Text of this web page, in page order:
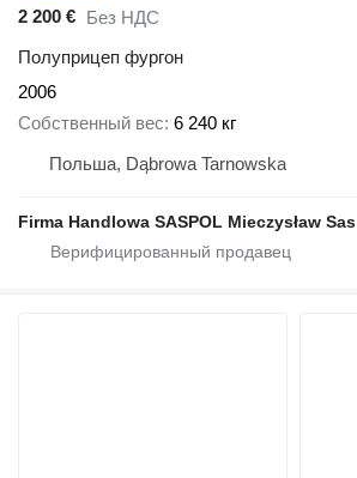
2 200 € Без НДС
Полуприцеп фургон
2006
Собственный вес 6 240 кг
Польша, Dąbrowa Tarnowska
Firma Handlowa SASPOL Mieczysław Sas